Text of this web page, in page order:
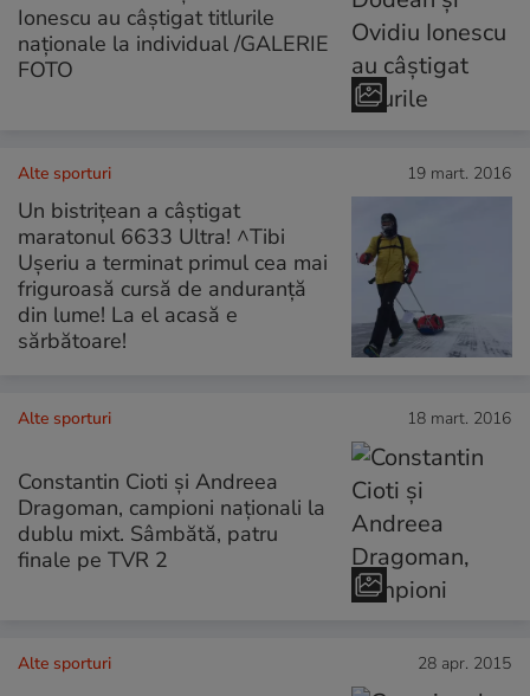
Ionescu au câștigat titlurile
naționale la individual /GALERIE
FOTO
Alte sporturi 19 mart. 2016
Un bistrițean a câștigat
maratonul 6633 Ultra! ^Tibi
Ușeriu a terminat primul cea mai
friguroasă cursă de anduranță
din lume! La el acasă e
sărbătoare!
Alte sporturi 18 mart. 2016
Constantin Cioti și Andreea
Dragoman, campioni naționali la
dublu mixt. Sâmbătă, patru
finale pe TVR 2
Alte sporturi 28 apr. 2015